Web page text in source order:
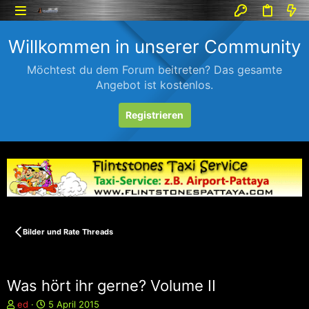
Willkommen in unserer Community
Möchtest du dem Forum beitreten? Das gesamte
Angebot ist kostenlos.
Registrieren
Bilder und Rate Threads
Was hört ihr gerne? Volume II
E
ed
E
5 April 2015